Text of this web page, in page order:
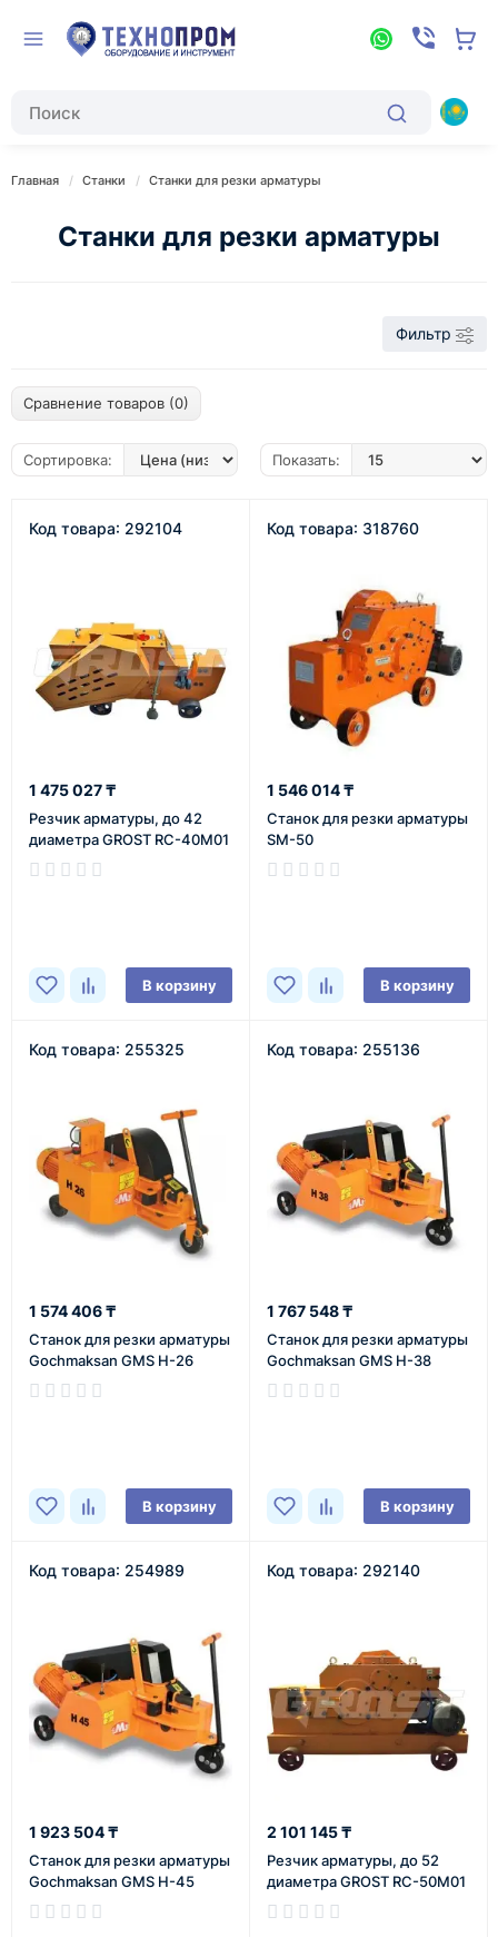
Главная Станки Станки для резки арматуры
Станки для резки арматуры
Фильтр
Сравнение товаров (0)
Сортировка: Показать:
Код товара: 292104
1 475 027 ₸
Резчик арматуры, до 42
диаметра GROST RC-40М01
В корзину
Код товара: 318760
1 546 014 ₸
Станок для резки арматуры
SM-50
В корзину
Код товара: 255325
1 574 406 ₸
Станок для резки арматуры
Gochmaksan GMS H-26
В корзину
Код товара: 255136
1 767 548 ₸
Станок для резки арматуры
Gochmaksan GMS H-38
В корзину
Код товара: 254989
1 923 504 ₸
Станок для резки арматуры
Gochmaksan GMS H-45
Код товара: 292140
2 101 145 ₸
Резчик арматуры, до 52
диаметра GROST RC-50М01